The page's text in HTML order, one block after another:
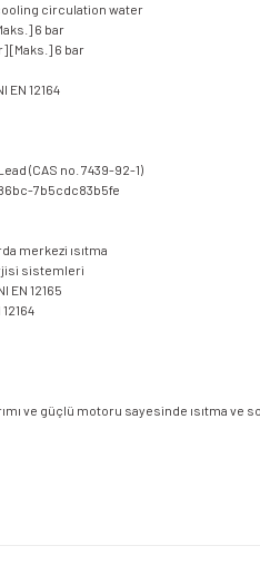
circulation water
6 bar
[Maks.] 6 bar
EN 12164
(CAS no. 7439-92-1)
7b5cdc83b5fe
merkezi ısıtma
sistemleri
EN 12165
12164
ve güçlü motoru sayesinde ısıtma